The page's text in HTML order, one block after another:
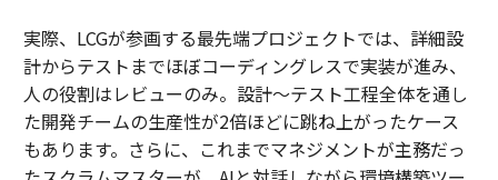
実際、LCGが参画する最先端プロジェクトでは、詳細設
計からテストまでほぼコーディングレスで実装が進み、
人の役割はレビューのみ。設計～テスト工程全体を通し
た開発チームの生産性が2倍ほどに跳ね上がったケース
もあります。さらに、これまでマネジメントが主務だっ